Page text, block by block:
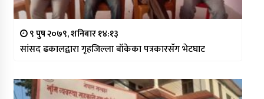
९ पुष २०७९, शनिबार १४:१३
सांसद ढकालद्वारा गृहजिल्ला बाँकेका पत्रकारसँग भेटघाट